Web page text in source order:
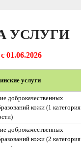
УСЛУГИ
01.06.2026
услуги
доброкачественных
кожи (1 категория
доброкачественных
кожи (2 категория